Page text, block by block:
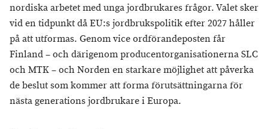
nordiska arbetet med unga jordbrukares frågor. Valet sker
vid en tidpunkt då EU:s jordbrukspolitik efter 2027 håller
på att utformas. Genom vice ordförandeposten får
Finland – och därigenom producentorganisationerna SLC
och MTK – och Norden en starkare möjlighet att påverka
de beslut som kommer att forma förutsättningarna för
nästa generations jordbrukare i Europa.